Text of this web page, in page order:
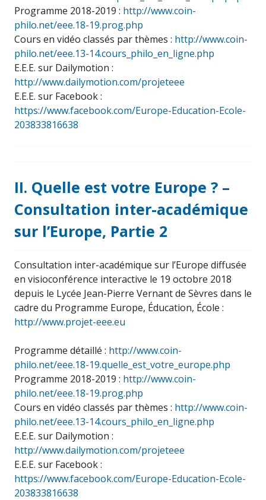
Programme 2018-2019 : http://www.coin-
philo.net/eee.18-19.prog.php
Cours en vidéo classés par thèmes : http://www.coin-
philo.net/eee.13-14.cours_philo_en_ligne.php
E.E.E. sur Dailymotion :
http://www.dailymotion.com/projeteee
E.E.E. sur Facebook :
https://www.facebook.com/Europe-Education-Ecole-
203833816638
II. Quelle est votre Europe ? –
Consultation inter-académique
sur l’Europe, Partie 2
Consultation inter-académique sur l’Europe diffusée
en visioconférence interactive le 19 octobre 2018
depuis le Lycée Jean-Pierre Vernant de Sèvres dans le
cadre du Programme Europe, Éducation, École :
http://www.projet-eee.eu
Programme détaillé : http://www.coin-
philo.net/eee.18-19.quelle_est_votre_europe.php
Programme 2018-2019 : http://www.coin-
philo.net/eee.18-19.prog.php
Cours en vidéo classés par thèmes : http://www.coin-
philo.net/eee.13-14.cours_philo_en_ligne.php
E.E.E. sur Dailymotion :
http://www.dailymotion.com/projeteee
E.E.E. sur Facebook :
https://www.facebook.com/Europe-Education-Ecole-
203833816638